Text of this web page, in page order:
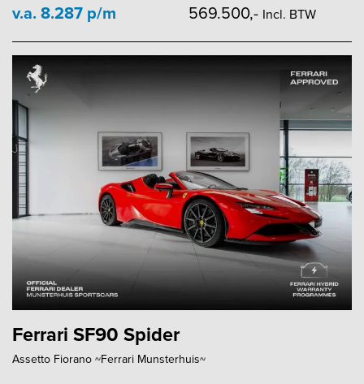
v.a. 8.287 p/m 569.500,- Incl. BTW
Ferrari SF90 Spider
Assetto Fiorano ~Ferrari Munsterhuis~